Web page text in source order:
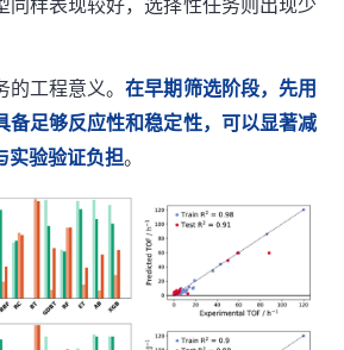
的工程意义。在早期筛选阶段，先用
备足够反应性和稳定性，可以显著减
实验验证负担。